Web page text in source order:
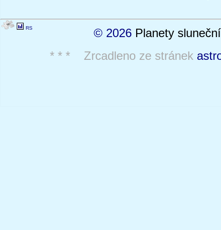
RS © 2026 Planety
* * * Zrcadleno ze stránek